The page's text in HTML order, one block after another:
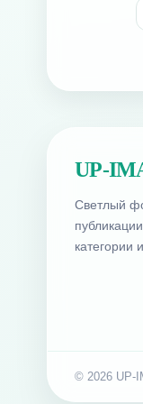
UP-
Светлый
категории
© 2026 UP-